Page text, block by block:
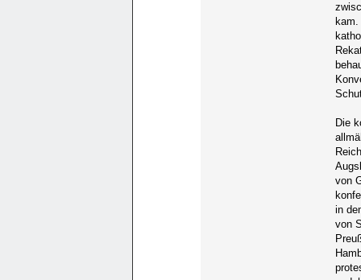
Die
von
in
von